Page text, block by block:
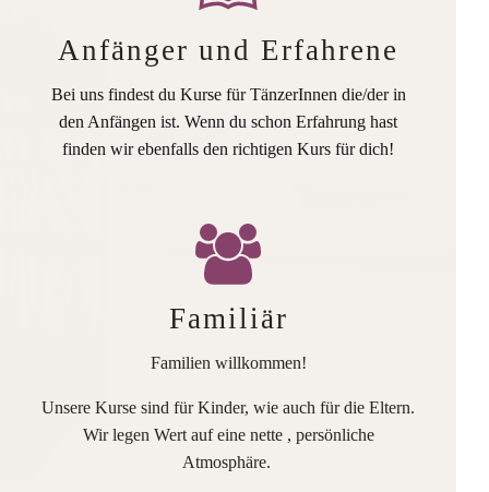
Anfänger und Erfahrene
Bei uns findest du Kurse für TänzerInnen die/der in
den Anfängen ist. Wenn du schon Erfahrung hast
finden wir ebenfalls den richtigen Kurs für dich!
Familiär
Familien willkommen!
Unsere Kurse sind für Kinder, wie auch für die Eltern.
Wir legen Wert auf eine nette , persönliche
Atmosphäre.